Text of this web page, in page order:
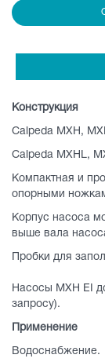
Конструкция
Calpeda MXH,
Calpeda MXHL,
Компактная и
опорными
Корпус насоса
выше вала
Пробки для
Насосы MXH EI
запросу).
Применение
Водоснабжение.